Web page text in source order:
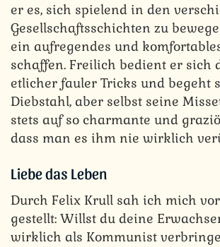
er es, sich spielend in den
Gesellschaftsschichten zu
ein aufregendes und
schaffen. Freilich bedient er sich
etlicher fauler Tricks und begeht
Diebstahl, aber selbst seine
stets auf so charmante und
dass man es ihm nie wirklich
Liebe das Leben
Durch Felix Krull sah ich mich
gestellt: Willst du deine
wirklich als Kommunist